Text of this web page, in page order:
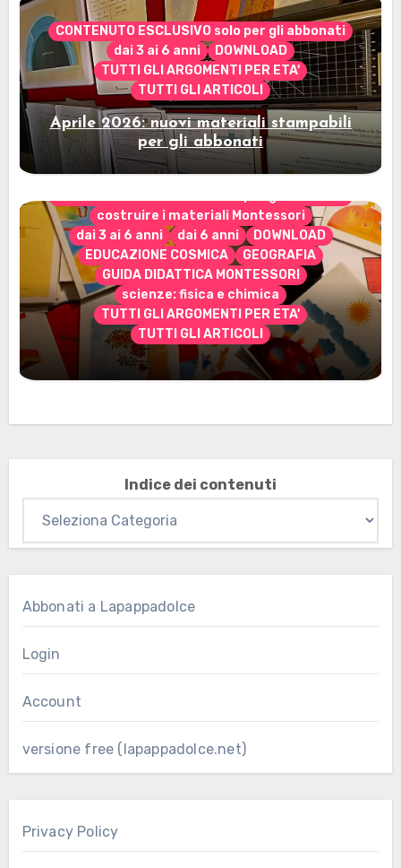
CONTENUTO ESCLUSIVO solo per gli abbonati
dai 3 ai 6 anni
DOWNLOAD
TUTTI GLI ARGOMENTI PER ETA'
TUTTI GLI ARTICOLI
Aprile 2026: nuovi materiali stampabili
per gli abbonati
costruire i materiali Montessori
dai 3 ai 6 anni
dai 6 anni
DOWNLOAD
EDUCAZIONE COSMICA
GEOGRAFIA
GUIDA DIDATTICA MONTESSORI
scienze: fisica e chimica
TUTTI GLI ARGOMENTI PER ETA'
TUTTI GLI ARTICOLI
Marzo 2026: nuovi materiali stampabili
per gli abbonati
Indice dei contenuti
Abbonati a Lapappadolce
Login
Account
versione free (lapappadolce.net)
Privacy Policy